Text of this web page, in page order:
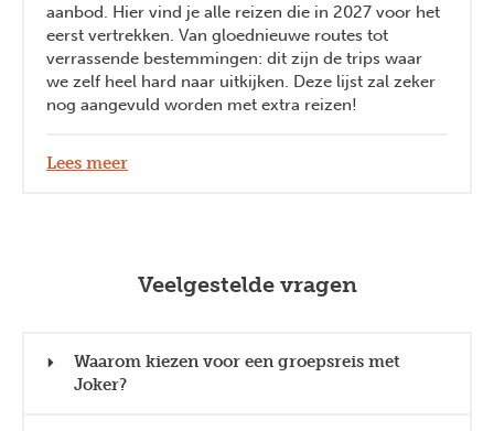
aanbod. Hier vind je alle reizen die in 2027 voor het
eerst vertrekken. Van gloednieuwe routes tot
verrassende bestemmingen: dit zijn de trips waar
we zelf heel hard naar uitkijken. Deze lijst zal zeker
nog aangevuld worden met extra reizen!
Lees meer
Veelgestelde vragen
Waarom kiezen voor een groepsreis met
Joker?